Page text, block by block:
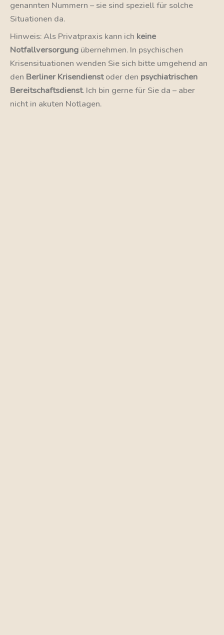
genannten Nummern – sie sind speziell für solche
Situationen da.
Hinweis: Als Privatpraxis kann ich keine
Notfallversorgung übernehmen. In psychischen
Krisensituationen wenden Sie sich bitte umgehend an
den Berliner Krisendienstoder den psychiatrischen
Bereitschaftsdienst. Ich bin gerne für Sie da – aber
nicht in akuten Notlagen.